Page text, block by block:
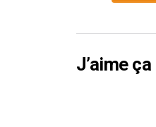
J’aime ça